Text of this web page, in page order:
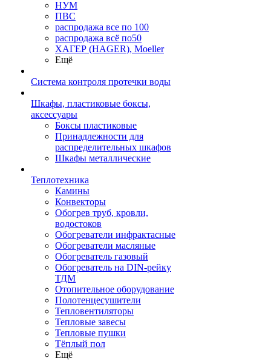
НУМ
ПВС
распродажа все по 100
распродажа всё по50
ХАГЕР (HAGER), Moeller
Ещё
Система контроля протечки воды
Шкафы, пластиковые боксы,
аксессуары
Боксы пластиковые
Принадлежности для
распределительных шкафов
Шкафы металлические
Теплотехника
Камины
Конвекторы
Обогрев труб, кровли,
водостоков
Обогреватели инфрактасные
Обогреватели масляные
Обогреватель газовый
Обогреватель на DIN-рейку
ТДМ
Отопительное оборудование
Полотенцесушители
Тепловентиляторы
Тепловые завесы
Тепловые пушки
Тёплый пол
Ещё